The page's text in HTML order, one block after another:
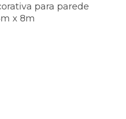
para parede
x 8m